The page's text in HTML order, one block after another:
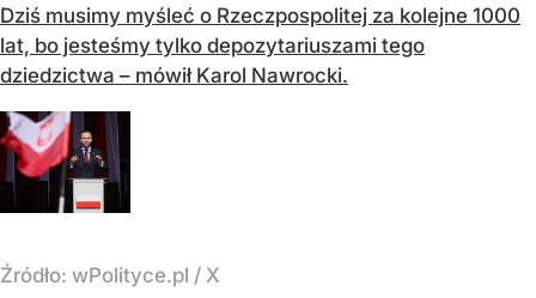
Dziś musimy myśleć o Rzeczpospolitej za kolejne 1000
lat, bo jesteśmy tylko depozytariuszami tego
dziedzictwa – mówił Karol Nawrocki.
Źródło: wPolityce.pl / X